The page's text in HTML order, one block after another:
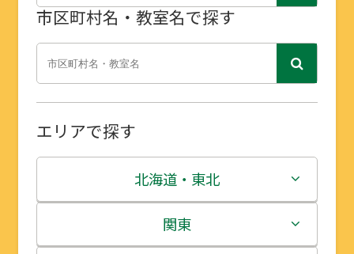
市区町村名・教室名で探す
エリアで探す
北海道・東北
北海道
関東